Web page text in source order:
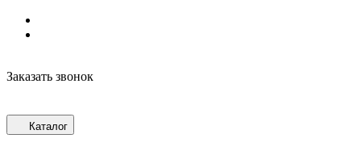
Заказать звонок
Каталог